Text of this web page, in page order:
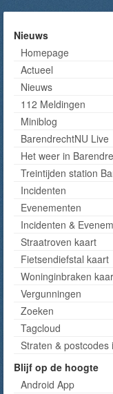
Nieuws
Homepage
Actueel
Nieuws
112 Meldingen
Miniblog
BarendrechtNU Live
Het weer in
Treintijden station
Incidenten
Evenementen
Incidenten &
Straatroven kaart
Fietsendiefstal kaart
Woninginbraken
Vergunningen
Zoeken
Tagcloud
Straten & postcodes
Blijf op de hoogte
Android App